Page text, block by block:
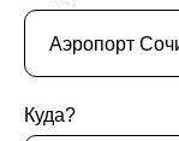
Куда?